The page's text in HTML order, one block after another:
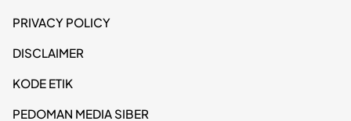
PRIVACY POLICY
DISCLAIMER
KODE ETIK
PEDOMAN MEDIA SIBER